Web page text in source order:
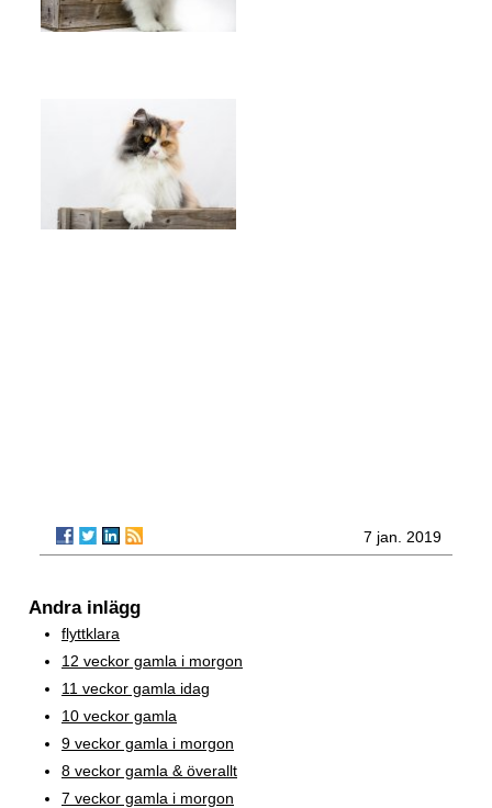
7 jan. 2019
Andra inlägg
flyttklara
12 veckor gamla i morgon
11 veckor gamla idag
10 veckor gamla
9 veckor gamla i morgon
8 veckor gamla & överallt
7 veckor gamla i morgon